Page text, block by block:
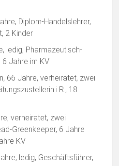
Diplom-Handelslehrer,
2 Kinder
ledig, Pharmazeutisch-
Jahre im KV
66 Jahre, verheiratet, zwei
i.R., 18
verheiratet, zwei
Greenkeeper, 6 Jahre
KV
ledig, Geschäftsführer,